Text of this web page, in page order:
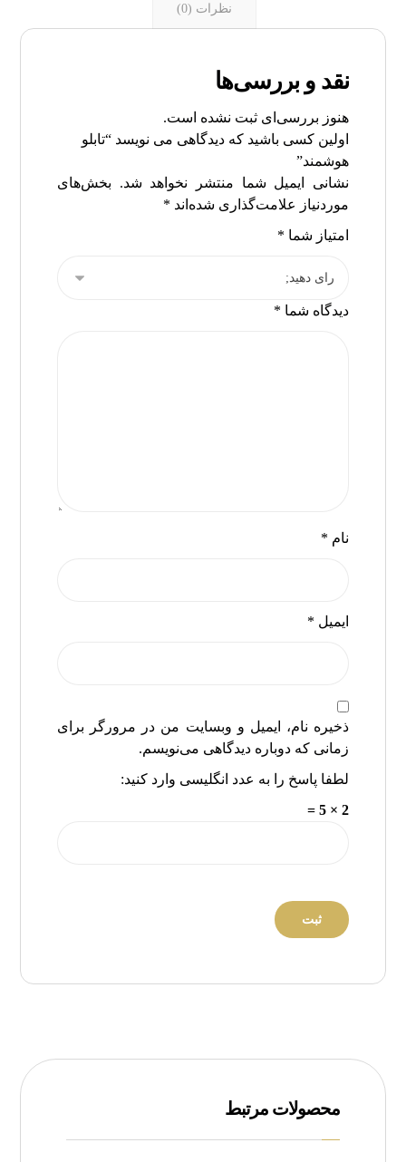
نظرات (0)
نقد و بررسی‌ها
هنوز بررسی‌ای ثبت نشده است.
اولین کسی باشید که دیدگاهی می نویسد “تابلو
هوشمند”
نشانی ایمیل شما منتشر نخواهد شد.
بخش‌های
موردنیاز علامت‌گذاری شده‌اند *
امتیاز شما *
دیدگاه شما *
نام *
ایمیل *
ذخیره نام، ایمیل و وبسایت من در مرورگر برای
زمانی که دوباره دیدگاهی می‌نویسم.
لطفا پاسخ را به عدد انگلیسی وارد کنید:
2 × 5 =
محصولات مرتبط